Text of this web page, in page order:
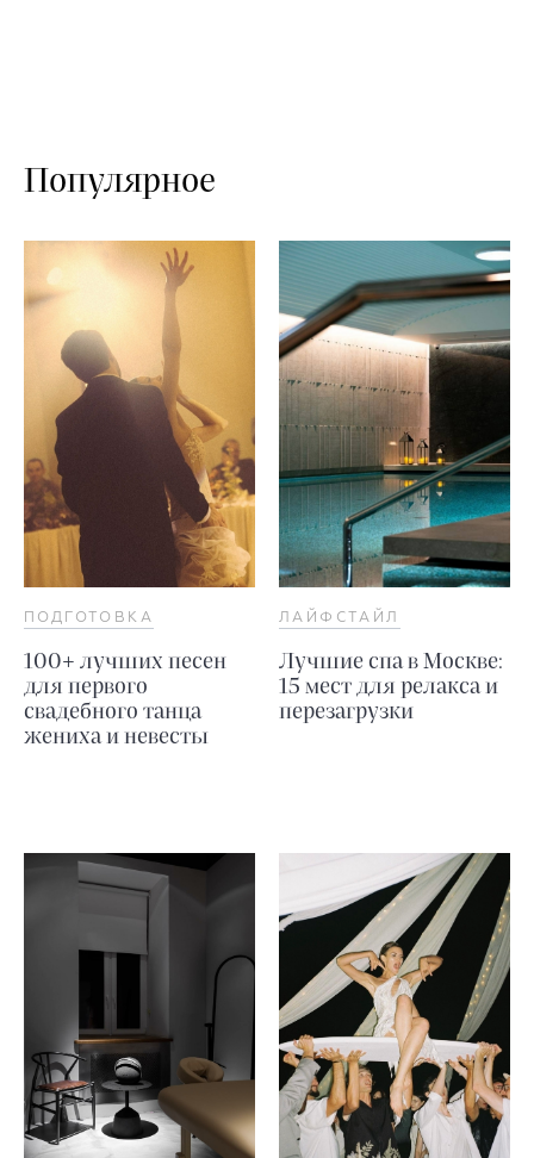
Популярное
ПОДГОТОВКА
100+ лучших песен
для первого
свадебного танца
жениха и невесты
ЛАЙФСТАЙЛ
Лучшие спа в Москве:
15 мест для релакса и
перезагрузки